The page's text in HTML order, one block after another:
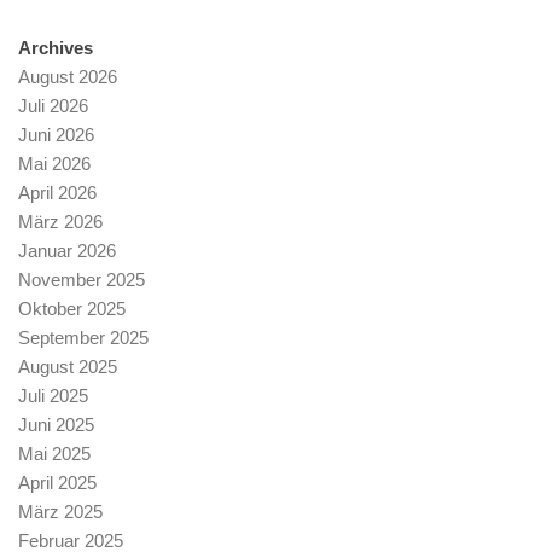
Archives
August 2026
Juli 2026
Juni 2026
Mai 2026
April 2026
März 2026
Januar 2026
November 2025
Oktober 2025
September 2025
August 2025
Juli 2025
Juni 2025
Mai 2025
April 2025
März 2025
Februar 2025